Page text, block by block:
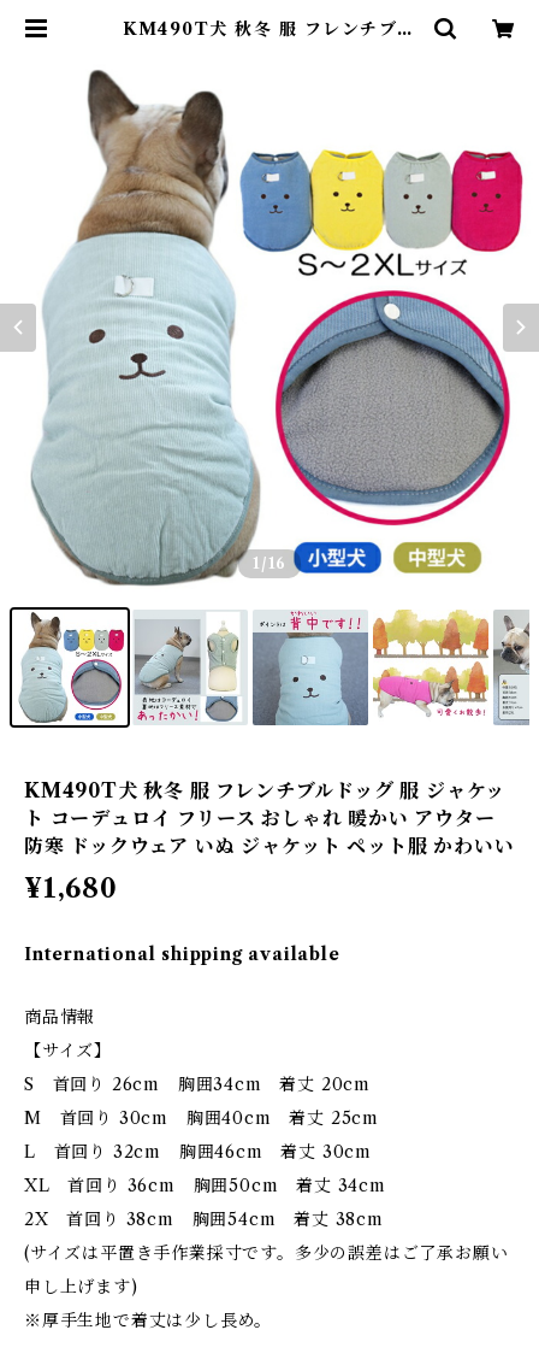
KM490T犬 秋冬 服 フレンチブル
防寒 ドックウェア いぬ ジャケット
ペット服 かわいい | DearKM ❤︎フ
レンチブルドック孔明
1 /16
KM490T犬 秋冬 服 フレンチブルドッグ 服 ジャケッ
ト コーデュロイ フリース おしゃれ 暖かい アウター
防寒 ドックウェア いぬ ジャケット ペット服 かわいい
¥1,680
International shipping available
商品情報
【サイズ】
S 首回り 26cm 胸囲34cm 着丈 20cm
M 首回り 30cm 胸囲40cm 着丈 25cm
L 首回り 32cm 胸囲46cm 着丈 30cm
XL 首回り 36cm 胸囲50cm 着丈 34cm
2X 首回り 38cm 胸囲54cm 着丈 38cm
(サイズは平置き手作業採寸です。多少の誤差はご了承お願い
申し上げます)
※厚手生地で着丈は少し長め。